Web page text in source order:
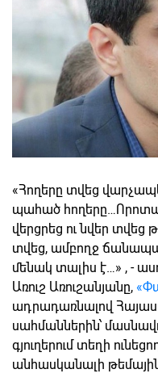
«Հողերը տվեց
պահած
վերցրեց ու նվեր տվեց
տվեց, ամբողջ
մենակ տալիս է…» , -
Առուշ Առուշանյանը,
ադրադառնալով
սահմաններին՝
գյուղերում տեղի
անհասկանալի